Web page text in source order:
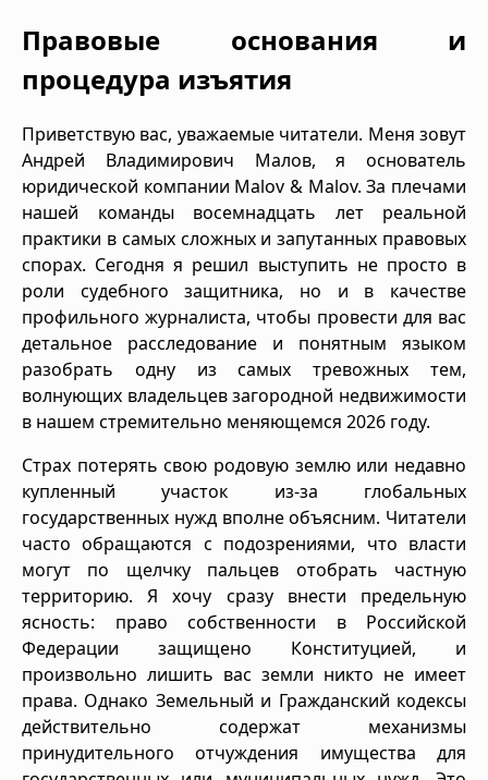
Правовые основания и
процедура изъятия
Приветствую вас, уважаемые читатели. Меня зовут
Андрей Владимирович Малов, я основатель
юридической компании Malov & Malov. За плечами
нашей команды восемнадцать лет реальной
практики в самых сложных и запутанных правовых
спорах. Сегодня я решил выступить не просто в
роли судебного защитника, но и в качестве
профильного журналиста, чтобы провести для вас
детальное расследование и понятным языком
разобрать одну из самых тревожных тем,
волнующих владельцев загородной недвижимости
в нашем стремительно меняющемся 2026 году.
Страх потерять свою родовую землю или недавно
купленный участок из-за глобальных
государственных нужд вполне объясним. Читатели
часто обращаются с подозрениями, что власти
могут по щелчку пальцев отобрать частную
территорию. Я хочу сразу внести предельную
ясность: право собственности в Российской
Федерации защищено Конституцией, и
произвольно лишить вас земли никто не имеет
права. Однако Земельный и Гражданский кодексы
действительно содержат механизмы
принудительного отчуждения имущества для